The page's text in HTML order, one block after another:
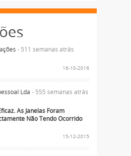
- 511 semanas atrás
16-10-2016
Lda - 555 semanas atrás
As Janelas Foram
Não Tendo Ocorrido
15-12-2015